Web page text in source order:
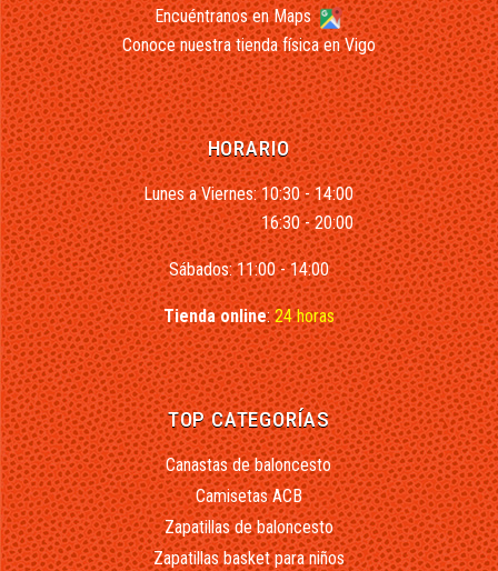
Encuéntranos en Maps
Conoce nuestra tienda física en Vigo
HORARIO
Lunes a Viernes: 10:30 - 14:00
16:30 - 20:00
Sábados: 11:00 - 14:00
Tienda online:24 horas
TOP CATEGORÍAS
Canastas de baloncesto
Camisetas ACB
Zapatillas de baloncesto
Zapatillas basket para niños